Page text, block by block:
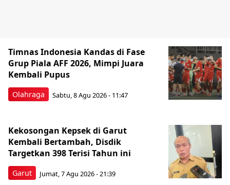
Olahraga
Timnas Indonesia Kandas di Fase
Grup Piala AFF 2026, Mimpi Juara
Kembali Pupus
Sabtu, 8 Agu 2026 - 11:47
Garut
Kekosongan Kepsek di Garut
Kembali Bertambah, Disdik
Targetkan 398 Terisi Tahun ini
Jumat, 7 Agu 2026 - 21:39